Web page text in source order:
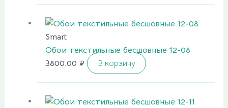
Smart
Обои текстильные бесшовные 12-08
3800,00 ₽ В корзину